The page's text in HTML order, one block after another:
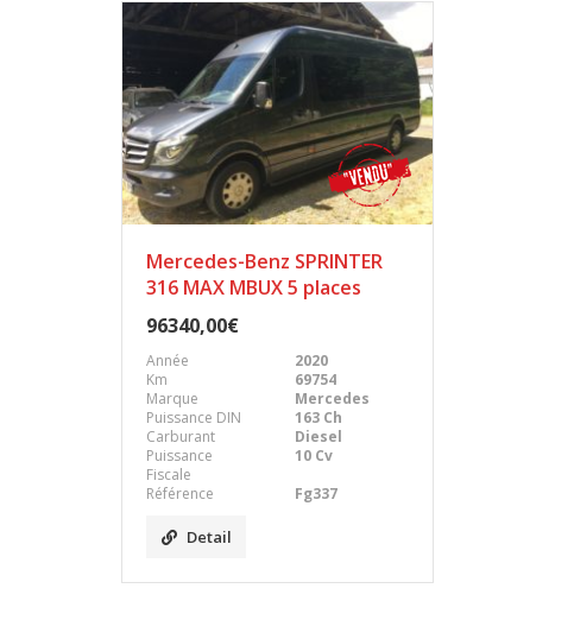
Mercedes-Benz SPRINTER
316 MAX MBUX 5 places
96340,00€
Année
2020
Km
69754
Marque
Mercedes
Puissance DIN
163 Ch
Carburant
Diesel
Puissance
Fiscale
10 Cv
Référence
Fg337
Detail